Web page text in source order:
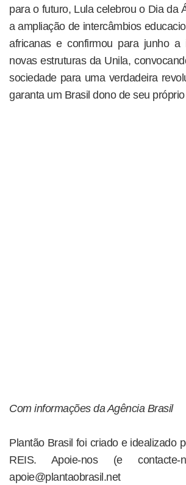
para o futuro, Lula celebrou o Dia da
a ampliação de intercâmbios
africanas e confirmou para junho a
novas estruturas da Unila,
sociedade para uma verdadeira
garanta um Brasil dono de seu
Com informações da Agência Brasil
Plantão Brasil foi criado e idealizado
REIS. Apoie-nos (e
apoie@plantaobrasil.net